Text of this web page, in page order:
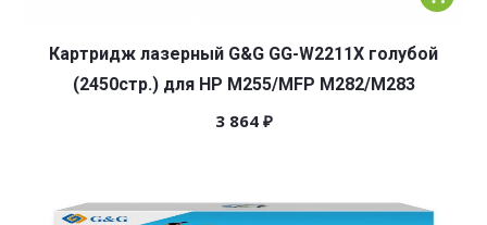
Картридж лазерный G&G GG-W2211X голубой
(2450стр.) для HP M255/MFP M282/M283
3 864 ₽